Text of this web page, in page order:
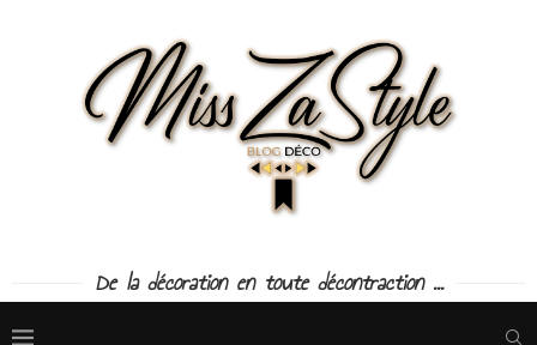
De la décoration en toute décontraction ...